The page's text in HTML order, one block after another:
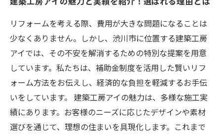
リフォームを考える際、費用が大きな問題になることは
少なくありません。しかし、渋川市に位置する建築工房
アイでは、その不安を解消するための特別な提案を用意
しています。私たちは、補助金制度を活用した賢いリフ
ォーム方法をお伝えし、経済的な負担を軽減するお手伝
いをしています。 建築工房アイの魅力は、多様な施工実
績にあります。お客様のニーズに応じたデザインや素材
選びを通じて、理想の住まいを具現化します。これまで